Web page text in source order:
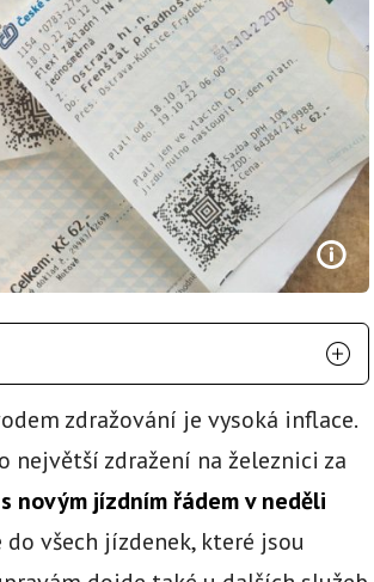
zdražování je vysoká inflace.
největší zdražení na železnici za
novým jízdním řádem v neděli
všech jízdenek, které jsou